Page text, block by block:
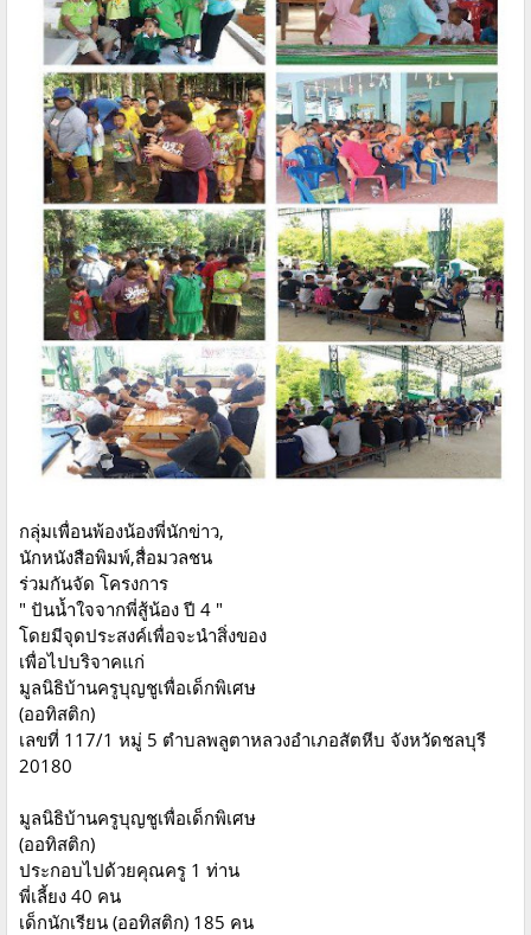
กลุ่มเพื่อนพ้องน้องพี่นักข่าว,
นักหนังสือพิมพ์,สื่อมวลชน
ร่วมกันจัด โครงการ
" ปันน้ำใจจากพี่สู้น้อง ปี 4 "
โดยมีจุดประสงค์เพื่อจะนำสิ่งของ
เพื่อไปบริจาคแก่
มูลนิธิบ้านครูบุญชูเพื่อเด็กพิเศษ
(ออทิสติก)
เลขที่ 117/1 หมู่ 5 ตำบลพลูตาหลวงอำเภอสัตหีบ จังหวัดชลบุรี
20180
มูลนิธิบ้านครูบุญชูเพื่อเด็กพิเศษ
(ออทิสติก)
ประกอบไปด้วยคุณครู 1 ท่าน
พี่เลี้ยง 40 คน
เด็กนักเรียน (ออทิสติก) 185 คน